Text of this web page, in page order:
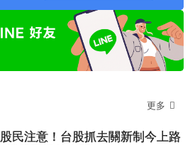
更多
股民注意！台股抓去關新制今上路